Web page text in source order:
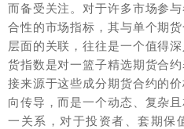
而备受关注。对于许多市场参
合性的市场指标，其与单个期
层面的关联，往往是一个值得
货指数是对一篮子精选期货合
接来源于这些成分期货合约的
向传导，而是一个动态、复杂
一关系，对于投资者、套期保